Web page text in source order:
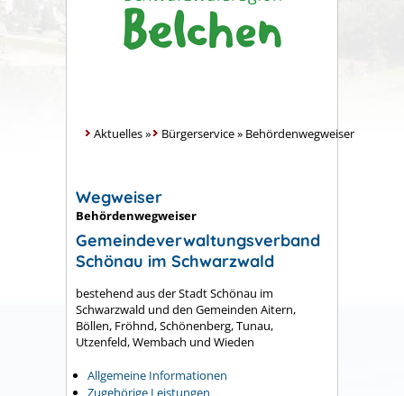
Aktuelles» Bürgerservice» Behördenwegweiser
Wegweiser
Behördenwegweiser
Gemeindeverwaltungsverband
Schönau im Schwarzwald
bestehend aus der Stadt Schönau im
Schwarzwald und den Gemeinden Aitern,
Böllen, Fröhnd, Schönenberg, Tunau,
Utzenfeld, Wembach und Wieden
Allgemeine Informationen
Zugehörige Leistungen